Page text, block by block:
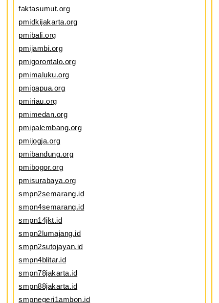
faktasumut.org
pmidkijakarta.org
pmibali.org
pmijambi.org
pmigorontalo.org
pmimaluku.org
pmipapua.org
pmiriau.org
pmimedan.org
pmipalembang.org
pmijogja.org
pmibandung.org
pmibogor.org
pmisurabaya.org
smpn2semarang.id
smpn4semarang.id
smpn14jkt.id
smpn2lumajang.id
smpn2sutojayan.id
smpn4blitar.id
smpn78jakarta.id
smpn88jakarta.id
smpnegeri1ambon.id